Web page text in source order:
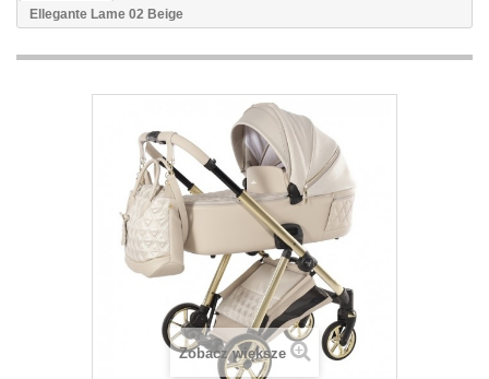
Ellegante Lame 02 Beige
Zobacz większe